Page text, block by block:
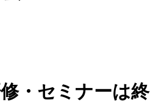
・セミナーは終